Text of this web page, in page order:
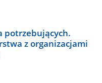
potrzebujących.
z organizacjami